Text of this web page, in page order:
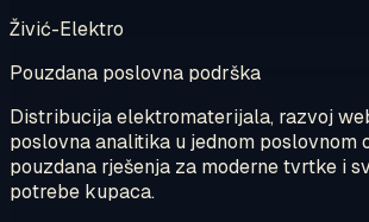
Živić-Elektro
Pouzdana poslovna podrška
Distribucija elektromaterijala, razvoj
poslovna analitika u jednom poslovnom
pouzdana rješenja za moderne tvrtke i
potrebe kupaca.